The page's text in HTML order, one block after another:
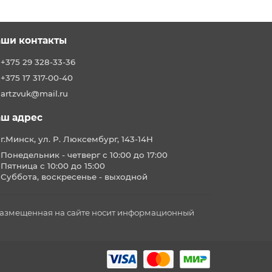
контакты
+375 29 328-33-36
+375 17 317-00-40
artzvuk@mail.ru
адрес
г.Минск, ул. Р. Люксембург, 143-14Н
Понедельник - четверг с 10:00 до 17:00
Пятница с 10:00 до 15:00
Суббота, воскресенье - выходной
на сайте носит информационный